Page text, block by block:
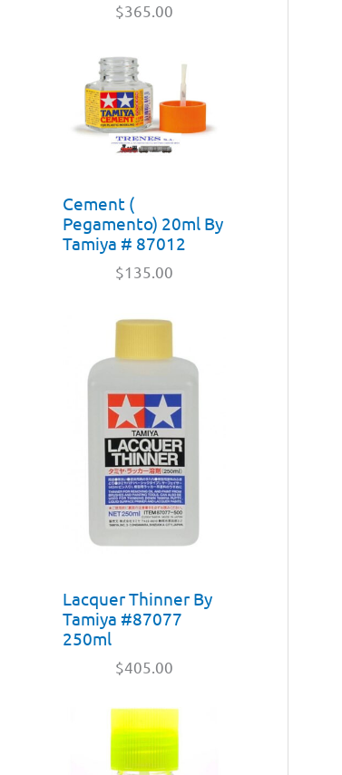
$365.00
Cement (
Pegamento) 20ml By
Tamiya # 87012
$135.00
Lacquer Thinner By
Tamiya #87077
250ml
$405.00